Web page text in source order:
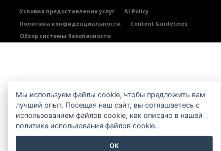
Условия предоставления услуг
AI Policy
Политика конфиденциальности
Content Guidelines
Обзор системы безопасности
Мы используем файлы cookie, чтобы предложить вам
лучший опыт. Посещая наш сайт, вы соглашаетесь с
использованием файлов cookie, как описано в нашей
политике использования файлов cookie.
OK